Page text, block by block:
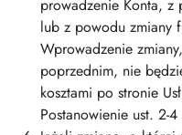
prowadzenie Konta, z
lub z powodu zmiany
Wprowadzenie
poprzednim, nie
kosztami po stronie
Postanowienie ust. 2-